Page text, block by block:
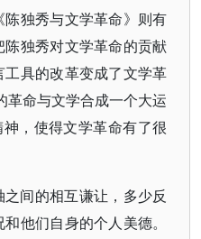
独秀与文学革命》则有
独秀对文学革命的贡献
具的改革变成了文学革
革命与文学合成一个大运
，使得文学革命有了很
间的相互谦让，多少反
他们自身的个人美德。